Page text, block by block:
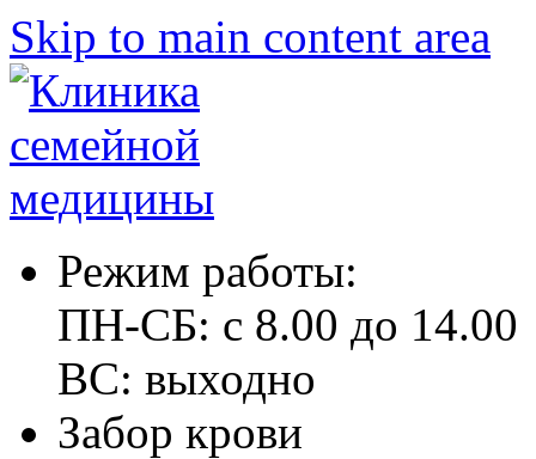
Skip to main content area
Режим работы:
ПН-СБ: с 8.00 до 14.00
ВС: выходно
Забор крови